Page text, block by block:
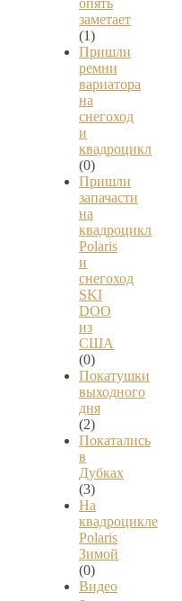
опять
заметает
(1)
Пришли
ремни
вариатора
на
снегоход
и
квадроцикл
(0)
Пришли
запачасти
на
квадроцикл
Polaris
и
снегоход
SKI
DOO
из
США
(0)
Покатушки
выходного
дня
(2)
Покатались
в
Дубках
(3)
На
квадроцикле
Polaris
Зимой
(0)
Видео